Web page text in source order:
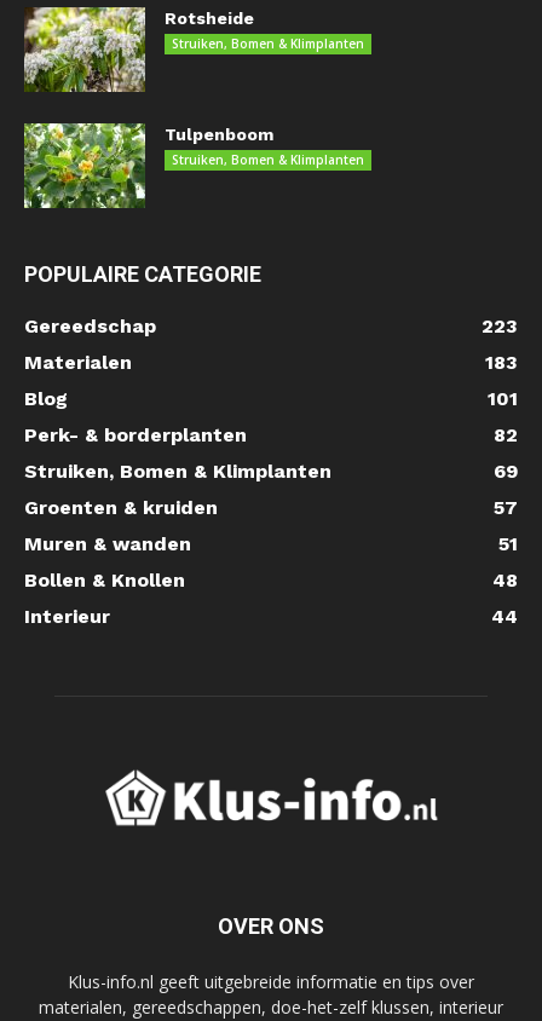
Rotsheide
Struiken, Bomen & Klimplanten
Tulpenboom
Struiken, Bomen & Klimplanten
POPULAIRE CATEGORIE
Gereedschap
223
Materialen
183
Blog
101
Perk- & borderplanten
82
Struiken, Bomen & Klimplanten
69
Groenten & kruiden
57
Muren & wanden
51
Bollen & Knollen
48
Interieur
44
OVER ONS
Klus-info.nl geeft uitgebreide informatie en tips over
materialen, gereedschappen, doe-het-zelf klussen, interieur